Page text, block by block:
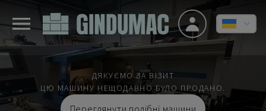
ДЯКУЄМО ЗА ВІЗИТ
ЦЮ МАШИНУ НЕЩОДАВНО БУЛО ПРОДАНО.
Переглянути подібні машини